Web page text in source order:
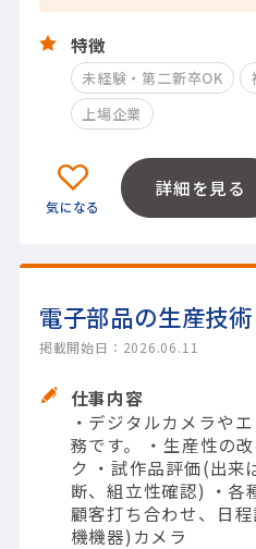
特徴
未経験・第二新卒OK
上場企業
詳細を見る
電子部品の生産技術
掲載開始日：2026.06.11
仕事内容
・デジタルカメラや
務です。 ・生産性の
ク ・試作品評価(出来
断、組立性確認) ・各
顧客打ち合わせ、日
機機器)カメラ